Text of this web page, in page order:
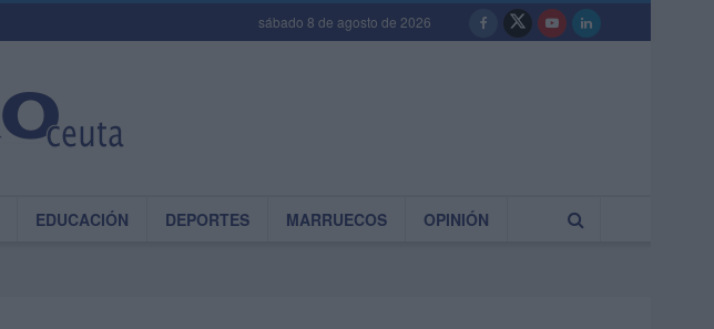
sábado 8 de agosto de 2026
EDUCACIÓN DEPORTES MARRUECOS OPINIÓN